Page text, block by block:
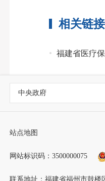
相关链接
福建省医疗
中央政府
站点地图
网站标识码：3500000075
联系地址：福建省福州市鼓楼